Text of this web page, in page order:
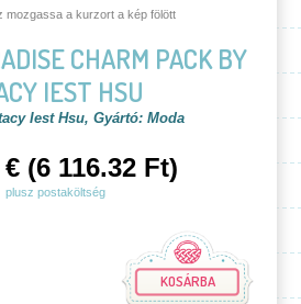
mozgassa a kurzort a kép fölött
CHARM PACK BY
IEST HSU
Iest Hsu, Gyártó: Moda
(6 116.32 Ft)
plusz postaköltség
KOSÁRBA